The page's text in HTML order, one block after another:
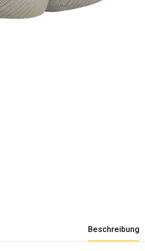
Beschreibung